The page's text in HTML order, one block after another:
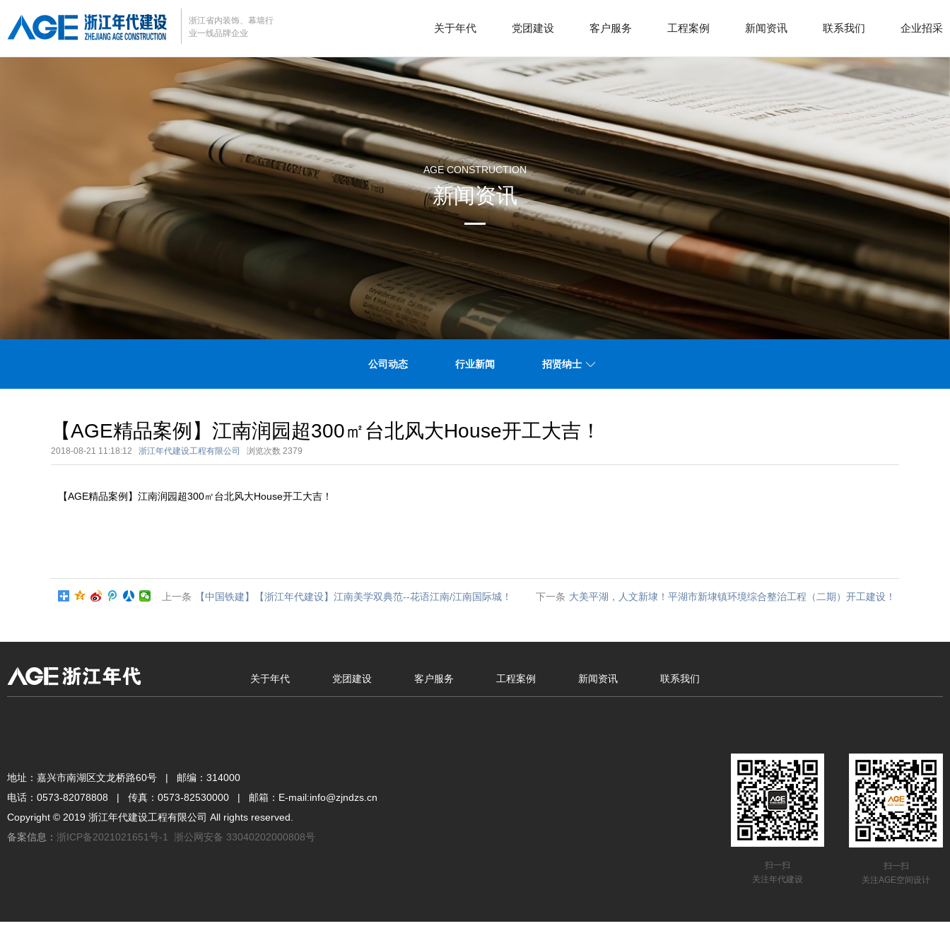
浙江省内装饰、幕墙行
业一线品牌企业 关于年代 党团建设 客户服务 工程案例 新闻资讯 联系我们 企业招采
企业简介
发展历史
文化理念
组织架构
公司相册
组织状况
社会责任
党员中心
员工天地
解决方案
下载中心
家装类
门窗类
钢结构
消防类
市政类
土建
立面改造
公司动态
招贤纳士
联系方式
地图导航
在线留言
AGE CONSTRUCTION
新闻资讯
公司动态 行业新闻 招贤纳士
【AGE精品案例】江南润园超300㎡台北风大House开工大吉！
2018-08-21 11:18:12 浙江年代建设工程有限公司 浏览次数 2379
【AGE精品案例】江南润园超300㎡台北风大House开工大吉！
上一条 【中国铁建】【浙江年代建设】江南美学双典范--花语江南/江南国际城！ 下一条 大美平湖，人文新埭！平湖市新埭镇环境综合整治工程（二期）开工建设！
关于年代 党团建设 客户服务 工程案例 新闻资讯 联系我们
地址：嘉兴市南湖区文龙桥路60号 | 邮编：314000
电话：0573-82078808 | 传真：0573-82530000 | 邮箱：E-mail:info@zjndzs.cn
Copyright © 2019 浙江年代建设工程有限公司 All rights reserved.
备案信息： 浙ICP备2021021651号-1 浙公网安备 33040202000808号
扫一扫
关注年代建设
扫一扫
关注AGE空间设计